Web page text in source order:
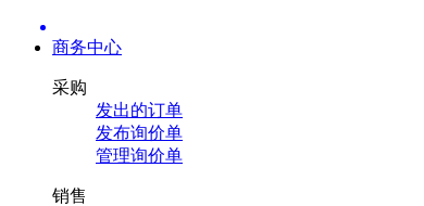
商务中心
采购
发出的订单
发布询价单
管理询价单
销售